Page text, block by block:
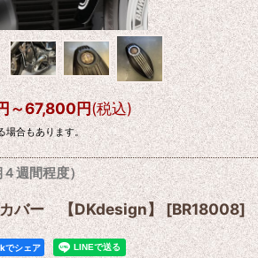
～67,800円(税込)
場合もあります。
週間程度）
カバー 【DKdesign】[BR18008]
でシェア